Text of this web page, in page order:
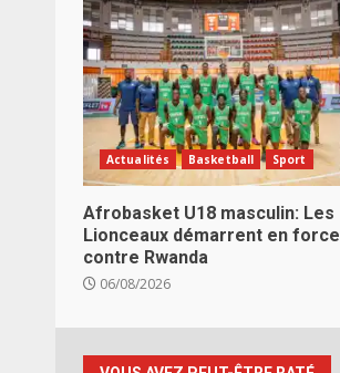
Actualités Basketball Sport
Afrobasket U18 masculin: Les
Lionceaux démarrent en force
contre Rwanda
06/08/2026